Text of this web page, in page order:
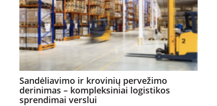
Sandėliavimo ir krovinių pervežimo
derinimas – kompleksiniai logistikos
sprendimai verslui